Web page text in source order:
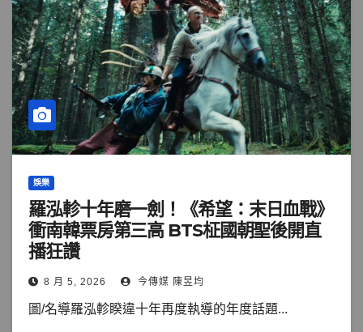
娛樂
羅泓軫十年磨一劍！《希望：末日血戰》
衝南韓票房第三高 BTS柾國朝聖後開直
播狂讚
8 月 5, 2026 今傳媒 陳昱均
圖/名導羅泓軫睽違十年再度執導的年度話題...